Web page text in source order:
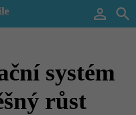
 
systém
růst